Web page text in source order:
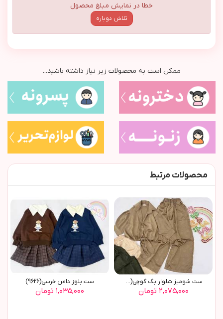
خطا در نمایش مبلغ محصول
تلاش دوباره
ممکن است به محصولات زیر نیاز داشته باشید...
محصولات مرتبط
ست شومیز شلوار بگ گوچی(9770)
۲,۰۷۵,۰۰۰ تومان
ست بلوز دامن خرسي(9626)
۱,۰۳۵,۰۰۰ تومان